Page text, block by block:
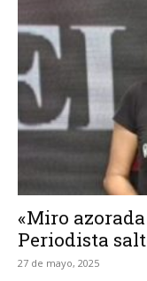
«Miro
Periodista
27 de mayo, 2025